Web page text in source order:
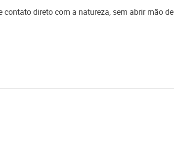
direto com a natureza, sem abrir mão de